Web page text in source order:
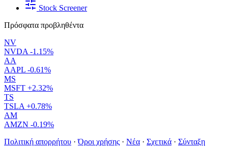
Stock Screener
Πρόσφατα προβληθέντα
NV
NVDA -1.15%
AA
AAPL -0.61%
MS
MSFT +2.32%
TS
TSLA +0.78%
AM
AMZN -0.19%
Πολιτική απορρήτου · Όροι χρήσης · Νέα · Σχετικά · Σύνταξη